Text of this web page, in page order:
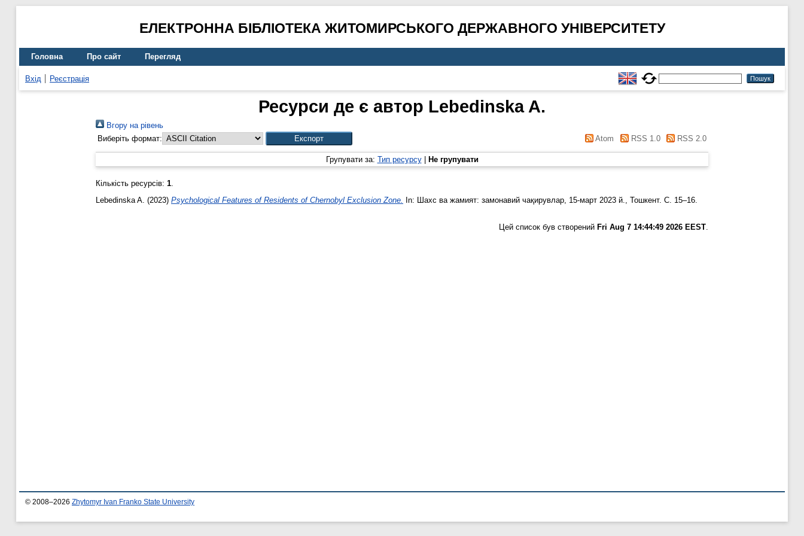
ЕЛЕКТРОННА БІБЛІОТЕКА ЖИТОМИРСЬКОГО ДЕРЖАВНОГО УНІВЕРСИТЕТУ
Головна Про сайт Перегляд
Вхід Реєстрація
Ресурси де є автор Lebedinska A.
Вгору на рівень
Виберіть формат:
Atom RSS 1.0 RSS 2.0
Групувати за: Тип ресурсу| Не групувати
Кількість ресурсів: 1.
Lebedinska A. (2023) Psychological Features of Residents of Chernobyl Exclusion Zone. In: Шахс ва жамият: замонавий чақирувлар, 15-март 2023 й., Тошкент. С. 15–16.
Цей список був створений Fri Aug 7 14:44:49 2026 EEST.
© 2008–2026 Zhytomyr Ivan Franko State University